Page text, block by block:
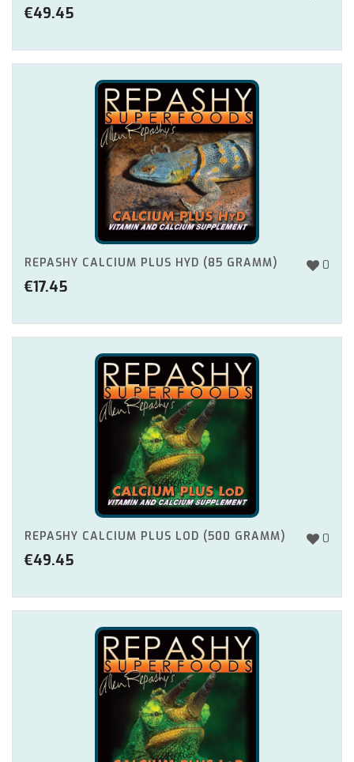
€49.45
0
REPASHY CALCIUM PLUS HYD (85 GRAMM)
€17.45
0
REPASHY CALCIUM PLUS LOD (500 GRAMM)
€49.45